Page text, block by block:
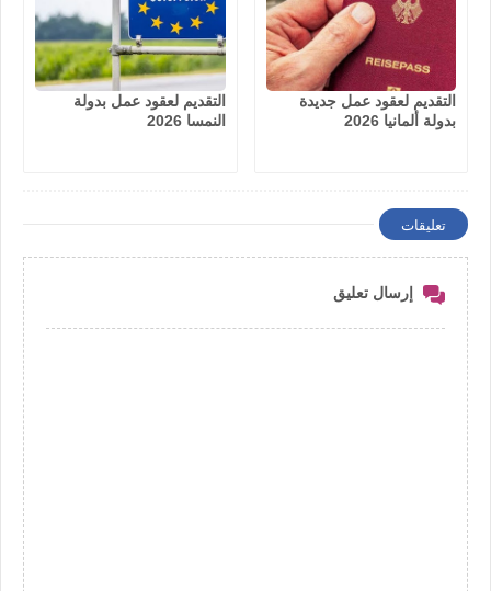
التقديم لعقود عمل جديدة
بدولة ألمانيا 2026
التقديم لعقود عمل بدولة
النمسا 2026
تعليقات
إرسال تعليق